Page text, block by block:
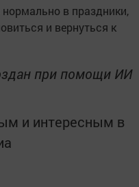
в праздники,
и вернуться к
при помощи ИИ
и интересным в